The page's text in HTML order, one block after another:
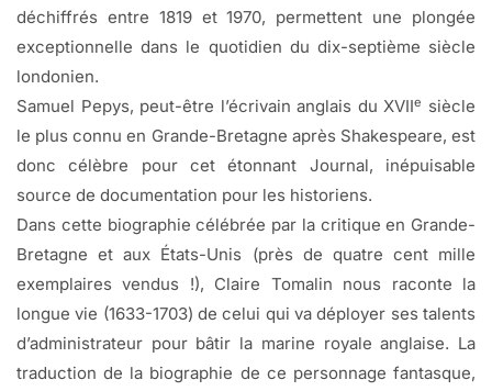
déchiffrés entre 1819 et 1970, permettent une plongée
exceptionnelle dans le quotidien du dix-septième siècle
londonien.
Samuel Pepys, peut-être l’écrivain anglais du XVIIe siècle
le plus connu en Grande-Bretagne après Shakespeare, est
donc célèbre pour cet étonnant Journal, inépuisable
source de documentation pour les historiens.
Dans cette biographie célébrée par la critique en Grande-
Bretagne et aux États-Unis (près de quatre cent mille
exemplaires vendus !), Claire Tomalin nous raconte la
longue vie (1633-1703) de celui qui va déployer ses talents
d’administrateur pour bâtir la marine royale anglaise. La
traduction de la biographie de ce personnage fantasque,